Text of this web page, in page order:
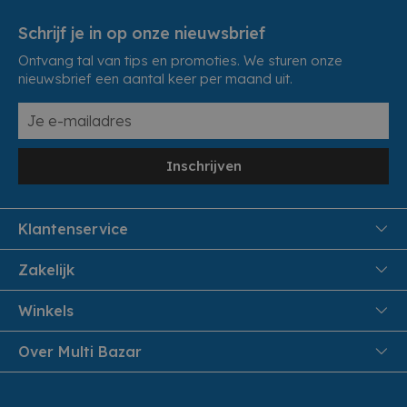
Schrijf je in op onze nieuwsbrief
Ontvang tal van tips en promoties. We sturen onze
nieuwsbrief een aantal keer per maand uit.
Inschrijven
Klantenservice
FAQ
Veiligheid en Privacy
Leveren aan huis
Zakelijk
Samenwoonactie
B2B
Winkels
Pittem
Izegem
Over Multi Bazar